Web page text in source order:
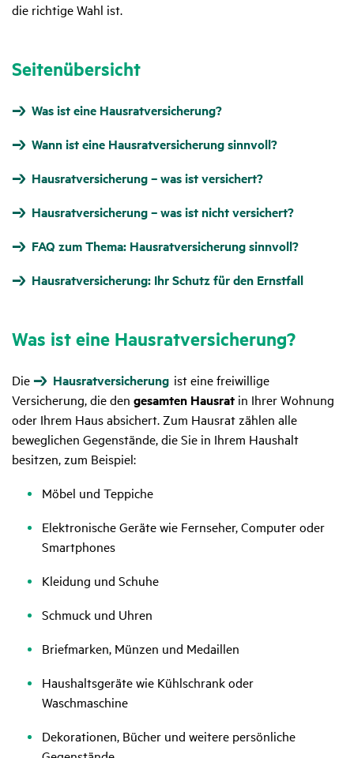
die richtige Wahl ist.
Seitenübersicht
Was ist eine Hausratversicherung?
Wann ist eine Hausratversicherung sinnvoll?
Hausratversicherung – was ist versichert?
Hausratversicherung – was ist nicht versichert?
FAQ zum Thema: Hausratversicherung sinnvoll?
Hausratversicherung: Ihr Schutz für den Ernstfall
Was ist eine Haus­rat­ver­si­che­rung?
Die Hausratversicherung ist eine freiwillige
Versicherung, die den gesamten Hausrat in Ihrer Wohnung
oder Ihrem Haus absichert. Zum Hausrat zählen alle
beweglichen Gegenstände, die Sie in Ihrem Haushalt
besitzen, zum Beispiel:
Möbel und Teppiche
Elektronische Geräte wie Fernseher, Computer oder
Smartphones
Kleidung und Schuhe
Schmuck und Uhren
Briefmarken, Münzen und Medaillen
Haushaltsgeräte wie Kühlschrank oder
Waschmaschine
Dekorationen, Bücher und weitere persönliche